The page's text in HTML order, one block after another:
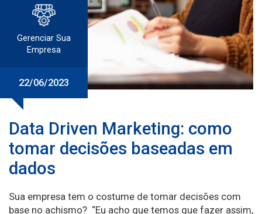
Gerenciar Sua
Empresa
22/06/2023
Data Driven Marketing: como
tomar decisões baseadas em
dados
Sua empresa tem o costume de tomar decisões com
base no achismo? “Eu acho que temos que fazer assim,